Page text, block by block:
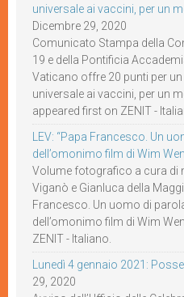
universale ai vaccini, per un
Dicembre 29, 2020
Comunicato Stampa della
19 e della Pontificia
Vaticano offre 20 punti per
universale ai vaccini, per un
appeared first on ZENIT -
LEV: “Papa Francesco. Un
dell’omonimo film di Wim
Volume fotografico a cura di
Viganò e Gianluca della
Francesco. Un uomo di
dell’omonimo film di Wim
ZENIT - Italiano.
Lunedì 4 gennaio 2021:
29, 2020